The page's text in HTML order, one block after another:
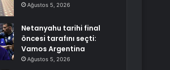
Ağustos 5, 2026
Netanyahu tarihi final
öncesi tarafını seçti:
Vamos Argentina
Ağustos 5, 2026